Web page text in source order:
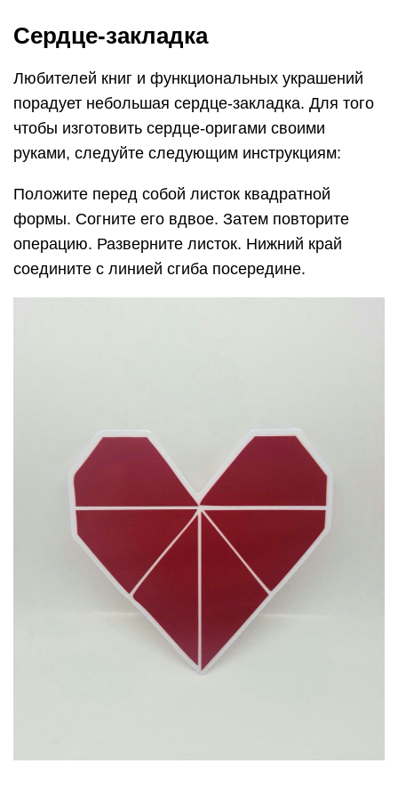
Сердце-закладка
Любителей книг и функциональных украшений
порадует небольшая сердце-закладка. Для того
чтобы изготовить сердце-оригами своими
руками, следуйте следующим инструкциям:
Положите перед собой листок квадратной
формы. Согните его вдвое. Затем повторите
операцию. Разверните листок. Нижний край
соедините с линией сгиба посередине.